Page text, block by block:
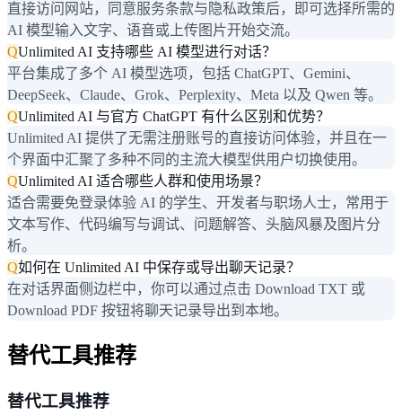
直接访问网站，同意服务条款与隐私政策后，即可选择所需的
AI 模型输入文字、语音或上传图片开始交流。
QUnlimited AI 支持哪些 AI 模型进行对话？
平台集成了多个 AI 模型选项，包括 ChatGPT、Gemini、
DeepSeek、Claude、Grok、Perplexity、Meta 以及 Qwen 等。
QUnlimited AI 与官方 ChatGPT 有什么区别和优势？
Unlimited AI 提供了无需注册账号的直接访问体验，并且在一
个界面中汇聚了多种不同的主流大模型供用户切换使用。
QUnlimited AI 适合哪些人群和使用场景？
适合需要免登录体验 AI 的学生、开发者与职场人士，常用于
文本写作、代码编写与调试、问题解答、头脑风暴及图片分
析。
Q如何在 Unlimited AI 中保存或导出聊天记录？
在对话界面侧边栏中，你可以通过点击 Download TXT 或
Download PDF 按钮将聊天记录导出到本地。
替代工具推荐
替代工具推荐